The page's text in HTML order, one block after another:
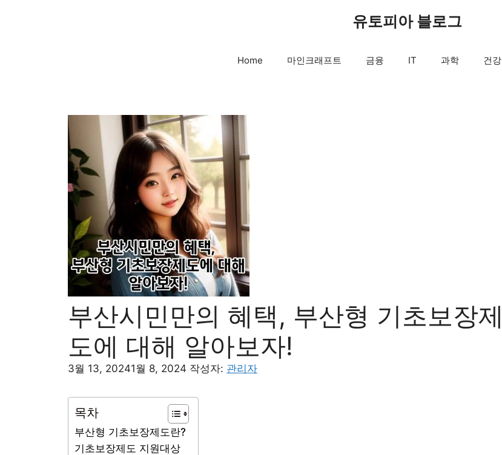
유토피아 블로그
Home 마인크래프트 금융 IT 과학 건강
부산시민만의 혜택, 부산형 기초보장제
도에 대해 알아보자!
3월 13, 20241월 8, 2024 작성자: 관리자
목차
부산형 기초보장제도란?
기초보장제도 지원대상